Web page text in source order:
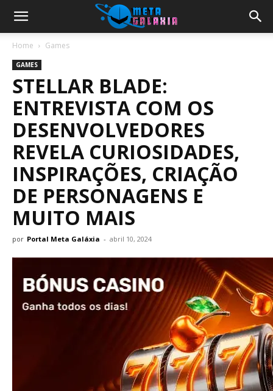
Home Games
GAMES
STELLAR BLADE:
ENTREVISTA COM OS
DESENVOLVEDORES
REVELA CURIOSIDADES,
INSPIRAÇÕES, CRIAÇÃO
DE PERSONAGENS E
MUITO MAIS
por Portal Meta Galáxia - abril 10, 2024